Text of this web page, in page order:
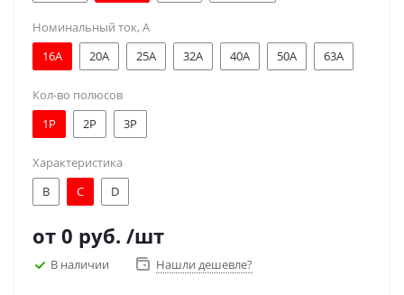
Номинальный ток, А
16A
20A 25A 32A 40A 50A 63A
Кол-во полюсов
1Р
2Р 3Р
Характеристика
B
C D
от 0 руб. /шт
В наличии Нашли дешевле?